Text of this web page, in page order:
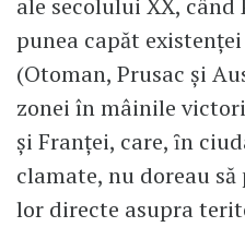
ale secolului XX,
punea capăt
(Otoman, Prusac şi
zonei în mâinile
şi Franţei, care, ȋn
clamate, nu doreau
lor directe asupra